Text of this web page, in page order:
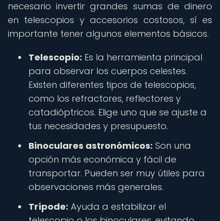
necesario invertir grandes sumas de dinero
en telescopios y accesorios costosos, sí es
importante tener algunos elementos básicos.
Telescopio: Es la herramienta principal
para observar los cuerpos celestes.
Existen diferentes tipos de telescopios,
como los refractores, reflectores y
catadióptricos. Elige uno que se ajuste a
tus necesidades y presupuesto.
Binoculares astronómicos: Son una
opción más económica y fácil de
transportar. Pueden ser muy útiles para
observaciones más generales.
Trípode: Ayuda a estabilizar el